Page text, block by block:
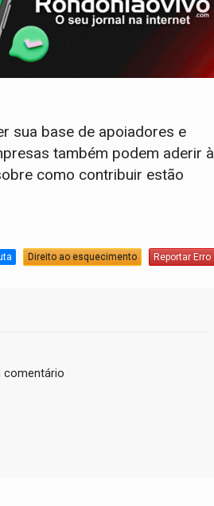
sua base de apoiadores e
também podem aderir à
como contribuir estão
Direito ao esquecimento Reportar Erro
comentário